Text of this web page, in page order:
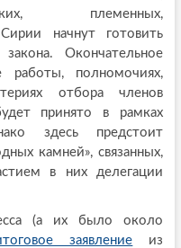
племенных,
начнут готовить
Окончательное
полномочиях,
отбора членов
принято в рамках
здесь предстоит
камней», связанных,
в них делегации
(а их было около
заявление из